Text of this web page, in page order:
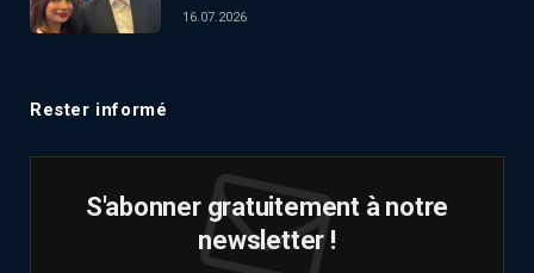
16.07.2026
Rester informé
S'abonner gratuitement à notre
newsletter !